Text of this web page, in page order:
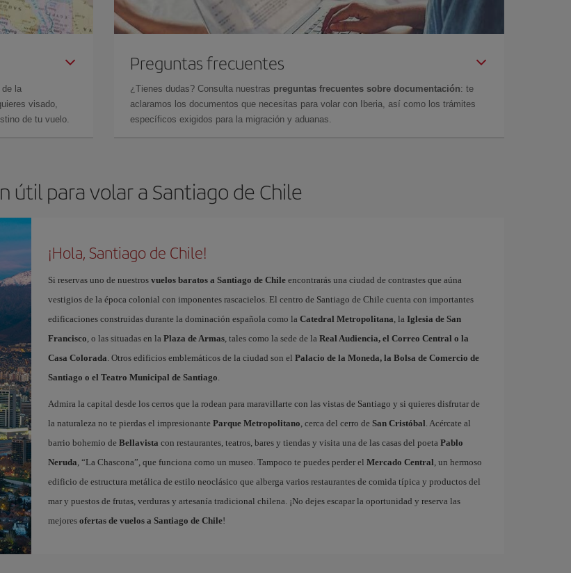
de la
visado,
de tu vuelo.
Preguntas frecuentes
¿Tienes dudas? Consulta nuestras preguntas frecuentes sobre documentación: te
aclaramos los documentos que necesitas para volar con Iberia, así como los trámites
específicos exigidos para la migración y aduanas.
útil para volar a Santiago de Chile
¡Hola, Santiago de Chile!
Si reservas uno de nuestros vuelos baratos a Santiago de Chileencontrarás una ciudad de contrastes que aúna
vestigios de la época colonial con imponentes rascacielos. El centro de Santiago de Chile cuenta con importantes
edificaciones construidas durante la dominación española como la Catedral Metropolitana, la Iglesia de San
Francisco, o las situadas en la Plaza de Armas, tales como la sede de la Real Audiencia, el Correo Central o la
Casa Colorada. Otros edificios emblemáticos de la ciudad son el Palacio de la Moneda, la Bolsa de Comercio de
Santiago o el Teatro Municipal de Santiago.
Admira la capital desde los cerros que la rodean para maravillarte con las vistas de Santiago y si quieres disfrutar de
la naturaleza no te pierdas el impresionante Parque Metropolitano, cerca del cerro de San Cristóbal. Acércate al
barrio bohemio de Bellavista con restaurantes, teatros, bares y tiendas y visita una de las casas del poeta Pablo
Neruda, “La Chascona”, que funciona como un museo. Tampoco te puedes perder el Mercado Central, un hermoso
edificio de estructura metálica de estilo neoclásico que alberga varios restaurantes de comida típica y productos del
mar y puestos de frutas, verduras y artesanía tradicional chilena. ¡No dejes escapar la oportunidad y reserva las
mejores ofertas de vuelos a Santiago de Chile!